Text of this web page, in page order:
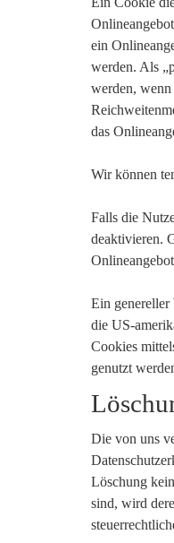
ein
werden. Als
werden, wenn
das
Wir können
Falls die
deaktivieren.
Ein genereller
die US-
Cookies
genutzt
Die von uns
Löschung
sind, wird